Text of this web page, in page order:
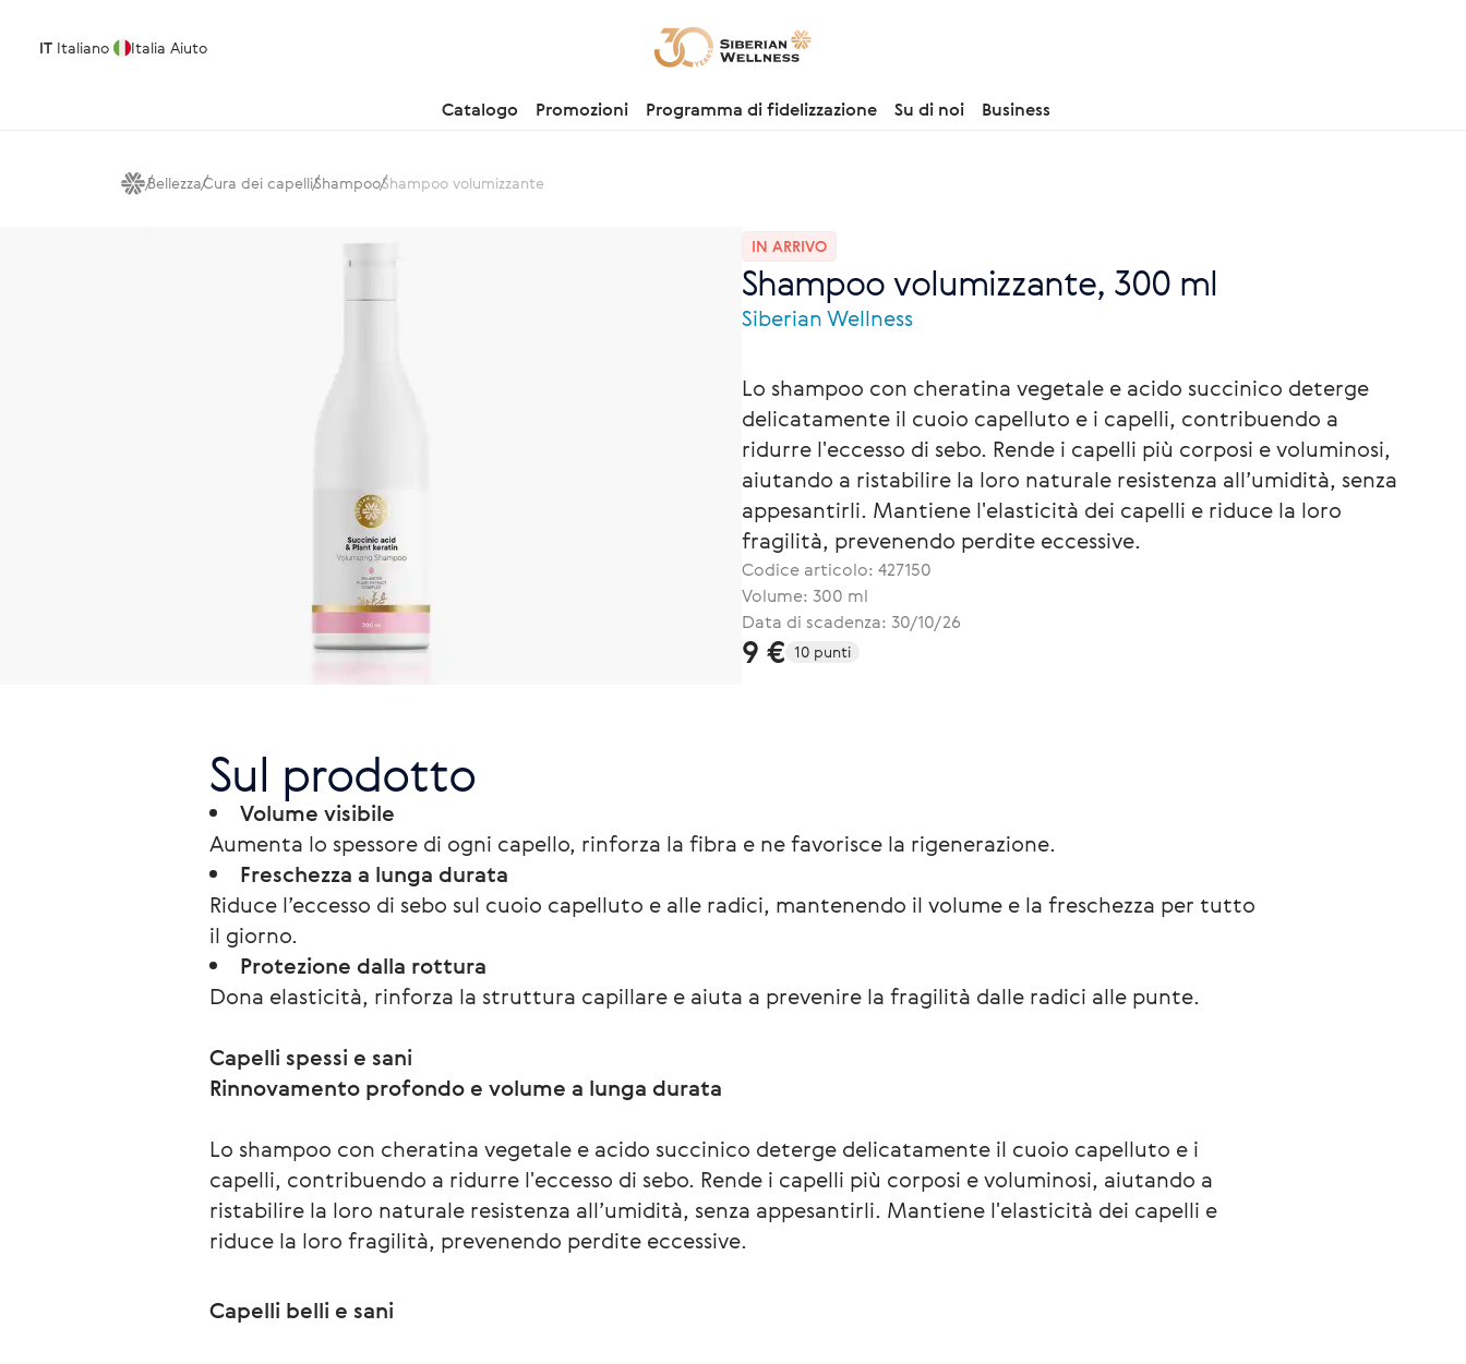
IT Italiano Italia Aiuto
Catalogo Promozioni Programma di fidelizzazione Su di noi Business
BellezzaCura dei capelliShampooShampoo volumizzante
IN ARRIVO
Shampoo volumizzante, 300 ml
Siberian Wellness
Lo shampoo con cheratina vegetale e acido succinico deterge
delicatamente il cuoio capelluto e i capelli, contribuendo a
ridurre l'eccesso di sebo. Rende i capelli più corposi e voluminosi,
aiutando a ristabilire la loro naturale resistenza all’umidità, senza
appesantirli. Mantiene l'elasticità dei capelli e riduce la loro
fragilità, prevenendo perdite eccessive.
Codice articolo: 427150
Volume: 300 ml
Data di scadenza: 30/10/26
9 € 10 punti
Sul prodotto
Volume visibile
Aumenta lo spessore di ogni capello, rinforza la fibra e ne favorisce la rigenerazione.
Freschezza a lunga durata
Riduce l’eccesso di sebo sul cuoio capelluto e alle radici, mantenendo il volume e la freschezza per tutto
il giorno.
Protezione dalla rottura
Dona elasticità, rinforza la struttura capillare e aiuta a prevenire la fragilità dalle radici alle punte.
Capelli spessi e sani
Rinnovamento profondo e volume a lunga durata
Lo shampoo con cheratina vegetale e acido succinico deterge delicatamente il cuoio capelluto e i
capelli, contribuendo a ridurre l'eccesso di sebo. Rende i capelli più corposi e voluminosi, aiutando a
ristabilire la loro naturale resistenza all’umidità, senza appesantirli. Mantiene l'elasticità dei capelli e
riduce la loro fragilità, prevenendo perdite eccessive.
Capelli belli e sani